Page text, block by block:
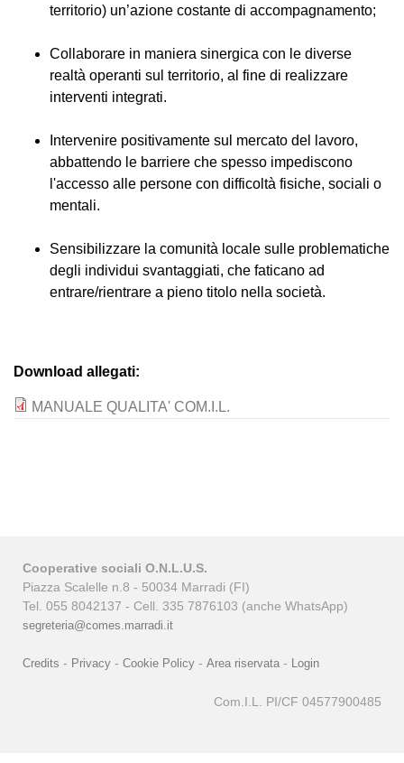
territorio) un’azione costante di accompagnamento;
Collaborare in maniera sinergica con le diverse
realtà operanti sul territorio, al fine di realizzare
interventi integrati.
Intervenire positivamente sul mercato del lavoro,
abbattendo le barriere che spesso impediscono
l'accesso alle persone con difficoltà fisiche, sociali o
mentali.
Sensibilizzare la comunità locale sulle problematiche
degli individui svantaggiati, che faticano ad
entrare/rientrare a pieno titolo nella società.
Download allegati:
MANUALE QUALITA' COM.I.L.
Cooperative sociali O.N.L.U.S.
Piazza Scalelle n.8 - 50034 Marradi (FI)
Tel. 055 8042137 - Cell. 335 7876103 (anche WhatsApp)
segreteria@comes.marradi.it
Credits - Privacy - Cookie Policy - Area riservata - Login
Com.I.L. PI/CF 04577900485